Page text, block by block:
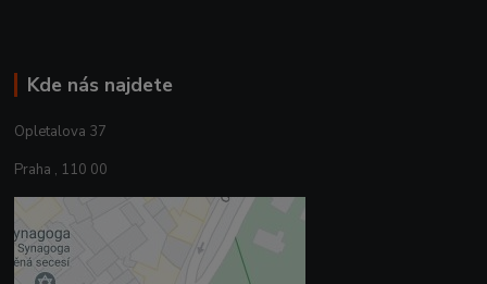
Kde nás najdete
Opletalova 37
Praha , 110 00